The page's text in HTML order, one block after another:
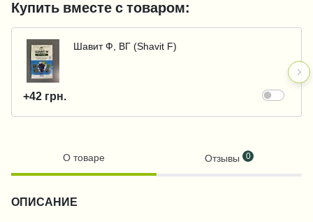
Купить вместе с товаром:
Шавит Ф, ВГ (Shavit F)
+42 грн.
О товаре Отзывы 0
ОПИСАНИЕ